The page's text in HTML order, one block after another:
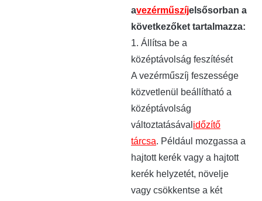
avezérműszíjelsősorban a
következőket tartalmazza:
1. Állítsa be a
középtávolság feszítését
A vezérműszíj feszessége
közvetlenül beállítható a
középtávolság
változtatásával időzítő
tárcsa. Például mozgassa a
hajtott kerék vagy a hajtott
kerék helyzetét, növelje
vagy csökkentse a két